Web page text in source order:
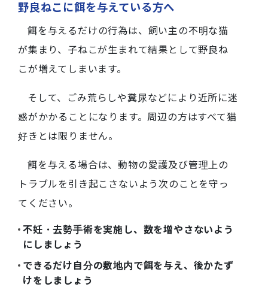
野良ねこに餌を与えている方へ
餌を与えるだけの行為は、飼い主の不明な猫
が集まり、子ねこが生まれて結果として野良ね
こが増えてしまいます。
そして、ごみ荒らしや糞尿などにより近所に迷
惑がかかることになります。周辺の方はすべて猫
好きとは限りません。
餌を与える場合は、動物の愛護及び管理上の
トラブルを引き起こさないよう次のことを守っ
てください。
不妊・去勢手術を実施し、数を増やさないよう
にしましょう
できるだけ自分の敷地内で餌を与え、後かたず
けをしましょう